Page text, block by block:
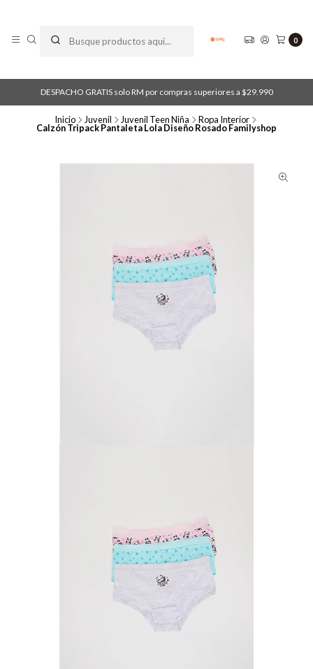
0
DESPACHO GRATIS solo RM por compras superiores a $29.990
Inicio Juvenil Juvenil Teen Niña Ropa Interior
Calzón Tripack Pantaleta Lola Diseño Rosado Familyshop